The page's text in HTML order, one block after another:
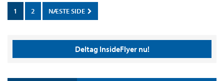
1 2 NÆSTE SIDE
Deltag InsideFlyer nu!